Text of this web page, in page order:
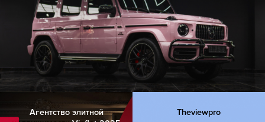
Агентство элитной
Theviewpro